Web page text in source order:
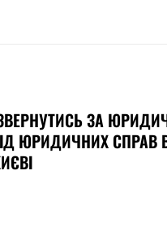
ЗА
ЮРИДИЧНИХ СПРАВ